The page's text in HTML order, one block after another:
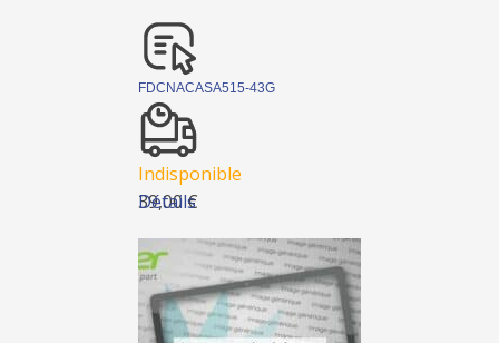
Détails
FDCNACASA515-43G
Indisponible
39,00 €